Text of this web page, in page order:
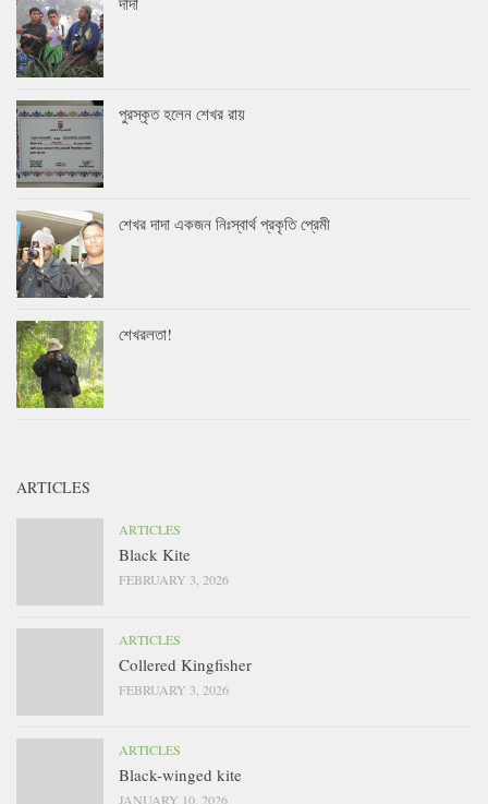
পুরস্কৃত হলেন শেখর রায়
শেখর দাদা একজন নিঃস্বার্থ প্রকৃতি প্রেমী
শেখরলতা!
ARTICLES
ARTICLES
Black Kite
FEBRUARY 3, 2026
ARTICLES
Collered Kingfisher
FEBRUARY 3, 2026
ARTICLES
Black-winged kite
JANUARY 10, 2026